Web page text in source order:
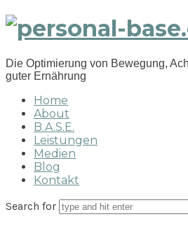
personal-
base.com
Die Optimierung von Bewegung,
guter Ernährung
Home
About
B.A.S.E.
Leistungen
Medien
Blog
Kontakt
Search for